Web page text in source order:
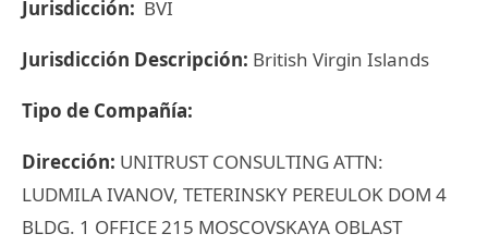
Jurisdicción: BVI
Jurisdicción Descripción: British Virgin Islands
Tipo de Compañía:
Dirección: UNITRUST CONSULTING ATTN:
LUDMILA IVANOV, TETERINSKY PEREULOK DOM 4
BLDG. 1 OFFICE 215 MOSCOVSKAYA OBLAST